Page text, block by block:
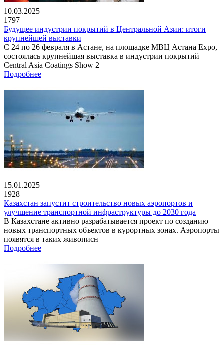
10.03.2025
1797
Будущее индустрии покрытий в Центральной Азии: итоги
крупнейшей выставки
С 24 по 26 февраля в Астане, на площадке МВЦ Астана Expo,
состоялась крупнейшая выставка в индустрии покрытий –
Central Asia Coatings Show 2
Подробнее
15.01.2025
1928
Казахстан запустит строительство новых аэропортов и
улучшение транспортной инфраструктуры до 2030 года
В Казахстане активно разрабатывается проект по созданию
новых транспортных объектов в курортных зонах. Аэропорты
появятся в таких живописн
Подробнее